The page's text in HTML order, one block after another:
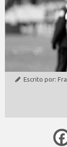
Escrito por: